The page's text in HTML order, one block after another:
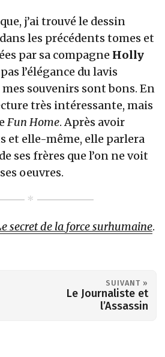
j’ai trouvé le dessin
les précédents tomes et
par sa compagne Holly
l’élégance du lavis
souvenirs sont bons. En
très intéressante, mais
Fun Home. Après avoir
et elle-même, elle parlera
ses frères que l’on ne voit
oeuvres.
secret de la force surhumaine.
SUIVANT »
Le Journaliste et
l’Assassin